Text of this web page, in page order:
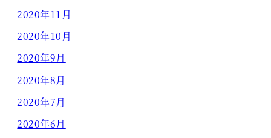
2020年11月
2020年10月
2020年9月
2020年8月
2020年7月
2020年6月